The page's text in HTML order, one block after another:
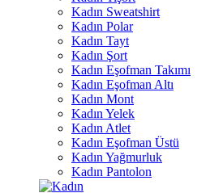
Kadın Sweatshirt
Kadın Polar
Kadın Tayt
Kadın Şort
Kadın Eşofman Takımı
Kadın Eşofman Altı
Kadın Mont
Kadın Yelek
Kadın Atlet
Kadın Eşofman Üstü
Kadın Yağmurluk
Kadın Pantolon